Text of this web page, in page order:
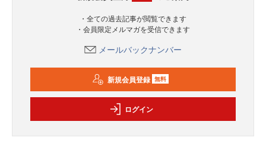
・全ての過去記事が閲覧できます
・会員限定メルマガを受信できます
メールバックナンバー
新規会員登録 無料
ログイン